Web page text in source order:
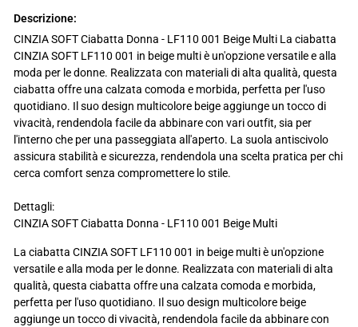
Descrizione:
CINZIA SOFT Ciabatta Donna - LF110 001 Beige Multi La ciabatta
CINZIA SOFT LF110 001 in beige multi è un'opzione versatile e alla
moda per le donne. Realizzata con materiali di alta qualità, questa
ciabatta offre una calzata comoda e morbida, perfetta per l'uso
quotidiano. Il suo design multicolore beige aggiunge un tocco di
vivacità, rendendola facile da abbinare con vari outfit, sia per
l'interno che per una passeggiata all'aperto. La suola antiscivolo
assicura stabilità e sicurezza, rendendola una scelta pratica per chi
cerca comfort senza compromettere lo stile.
Dettagli:
CINZIA SOFT Ciabatta Donna - LF110 001 Beige Multi
La ciabatta CINZIA SOFT LF110 001 in beige multi è un'opzione
versatile e alla moda per le donne. Realizzata con materiali di alta
qualità, questa ciabatta offre una calzata comoda e morbida,
perfetta per l'uso quotidiano. Il suo design multicolore beige
aggiunge un tocco di vivacità, rendendola facile da abbinare con